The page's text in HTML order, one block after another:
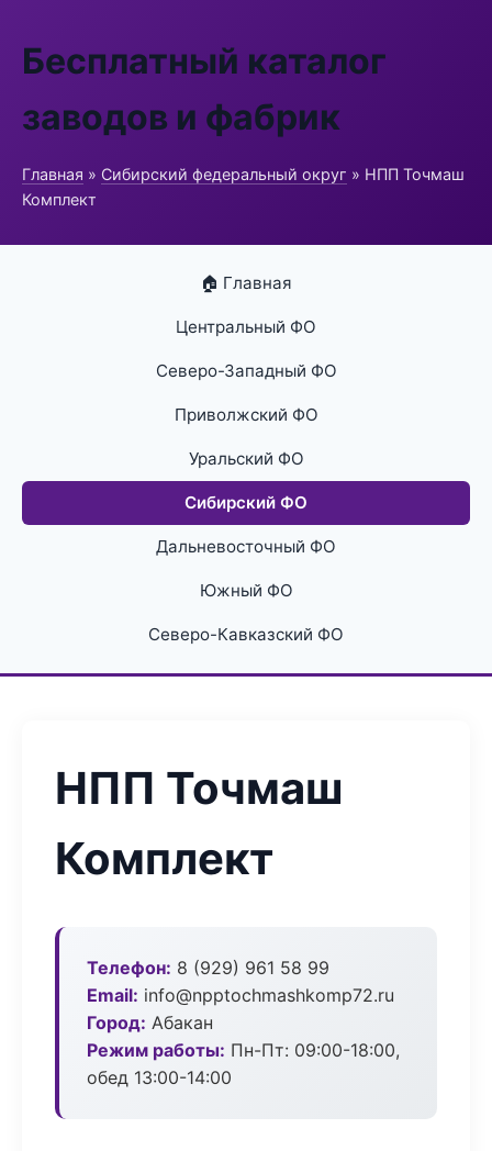
Бесплатный каталог
заводов и фабрик
Главная » Сибирский федеральный округ » НПП Точмаш
Комплект
🏠 Главная
Центральный ФО
Северо-Западный ФО
Приволжский ФО
Уральский ФО
Сибирский ФО
Дальневосточный ФО
Южный ФО
Северо-Кавказский ФО
НПП Точмаш
Комплект
Телефон: 8 (929) 961 58 99
Email: info@npptochmashkomp72.ru
Город: Абакан
Режим работы: Пн-Пт: 09:00-18:00,
обед 13:00-14:00